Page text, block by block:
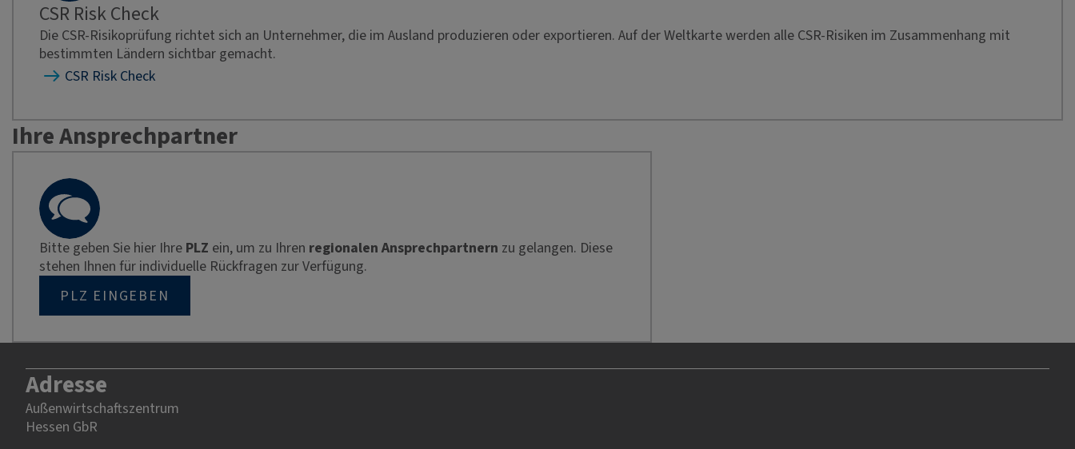
CSR Risk Check
Die CSR-Risikoprüfung richtet sich an Unternehmer, die im Ausland produzieren oder exportieren. Auf der Weltkarte werden alle CSR-Risiken im Zusammenhang mit
bestimmten Ländern sichtbar gemacht.
CSR Risk Check
Ihre Ansprechpartner
Bitte geben Sie hier Ihre PLZ ein, um zu Ihren regionalen Ansprechpartnern zu gelangen. Diese
stehen Ihnen für individuelle Rückfragen zur Verfügung.
PLZ EINGEBEN
Adresse
Außenwirtschaftszentrum
Hessen GbR